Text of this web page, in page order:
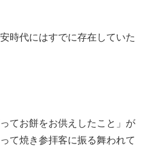
時代にはすでに存在していた
てお餅をお供えしたこと」が
て焼き参拝客に振る舞われて